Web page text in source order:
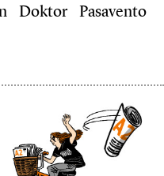
Doktor Pasavento